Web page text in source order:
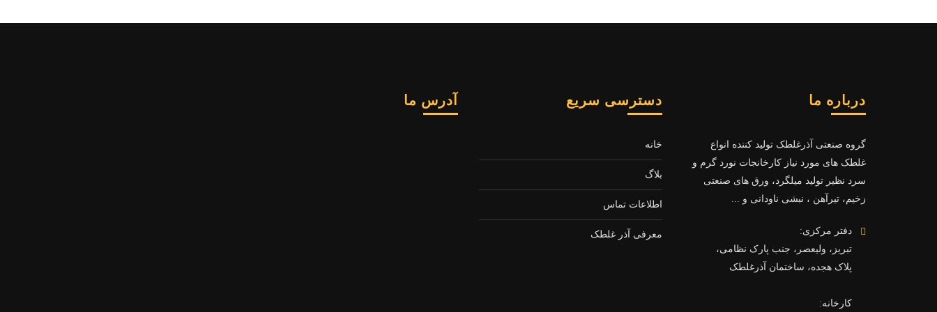
درباره ما
گروه صنعتی آذرغلطک تولید کننده انواع
غلطک های مورد نیاز کارخانجات نورد گرم و
سرد نظیر تولید میلگرد، ورق های صنعتی
زخیم، تیرآهن ، نبشی ناودانی و ...
دفتر مرکزی:
تبریز، ولیعصر، جنب پارک نظامی،
پلاک هجده، ساختمان آذرغلطک
کارخانه:
دسترسی سریع
خانه
بلاگ
اطلاعات تماس
معرفی آذر غلطک
آدرس ما